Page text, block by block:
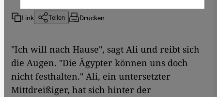
Link Teilen Drucken
"Ich will nach Hause", sagt Ali und reibt sich
die Augen. "Die Ägypter können uns doch
nicht festhalten." Ali, ein untersetzter
Mittdreißiger, hat sich hinter der